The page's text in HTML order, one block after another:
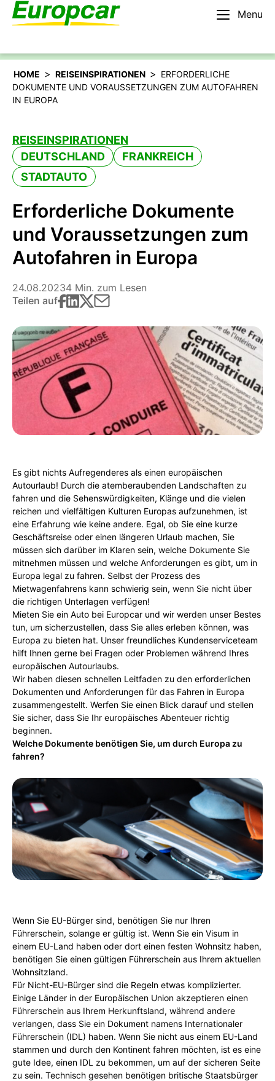
Menu
Deutsch
HOME > REISEINSPIRATIONEN > ERFORDERLICHE
DOKUMENTE UND VORAUSSETZUNGEN ZUM AUTOFAHREN
IN EUROPA
REISEINSPIRATIONEN
DEUTSCHLAND
FRANKREICH
STADTAUTO
Erforderliche Dokumente
und Voraussetzungen zum
Autofahren in Europa
24.08.20234 Min. zum Lesen
Teilen auf
Es gibt nichts Aufregenderes als einen europäischen
Autourlaub! Durch die atemberaubenden Landschaften zu
fahren und die Sehenswürdigkeiten, Klänge und die vielen
reichen und vielfältigen Kulturen Europas aufzunehmen, ist
eine Erfahrung wie keine andere. Egal, ob Sie eine kurze
Geschäftsreise oder einen längeren Urlaub machen, Sie
müssen sich darüber im Klaren sein, welche Dokumente Sie
mitnehmen müssen und welche Anforderungen es gibt, um in
Europa legal zu fahren. Selbst der Prozess des
Mietwagenfahrens kann schwierig sein, wenn Sie nicht über
die richtigen Unterlagen verfügen!
Mieten Sie ein Auto bei Europcar und wir werden unser Bestes
tun, um sicherzustellen, dass Sie alles erleben können, was
Europa zu bieten hat. Unser freundliches Kundenserviceteam
hilft Ihnen gerne bei Fragen oder Problemen während Ihres
europäischen Autourlaubs.
Wir haben diesen schnellen Leitfaden zu den erforderlichen
Dokumenten und Anforderungen für das Fahren in Europa
zusammengestellt. Werfen Sie einen Blick darauf und stellen
Sie sicher, dass Sie Ihr europäisches Abenteuer richtig
beginnen.
Welche Dokumente benötigen Sie, um durch Europa zu
fahren?
Wenn Sie EU-Bürger sind, benötigen Sie nur Ihren
Führerschein, solange er gültig ist. Wenn Sie ein Visum in
einem EU-Land haben oder dort einen festen Wohnsitz haben,
benötigen Sie einen gültigen Führerschein aus Ihrem aktuellen
Wohnsitzland.
Für Nicht-EU-Bürger sind die Regeln etwas komplizierter.
Einige Länder in der Europäischen Union akzeptieren einen
Führerschein aus Ihrem Herkunftsland, während andere
verlangen, dass Sie ein Dokument namens Internationaler
Führerschein (IDL) haben. Wenn Sie nicht aus einem EU-Land
stammen und durch den Kontinent fahren möchten, ist es eine
gute Idee, einen IDL zu bekommen, um auf der sicheren Seite
zu sein. Technisch gesehen benötigen britische Staatsbürger